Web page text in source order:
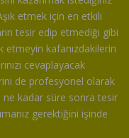
etmek için en etkili
tesir edip etmediği gibi
etmeyin kafanızdakilerin
cevaplayacak
de profesyonel olarak
kadar süre sonra tesir
gerektiğini işinde